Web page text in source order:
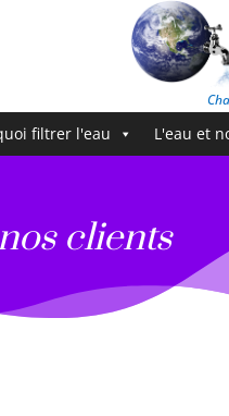
filtrer l'eau L'eau et
clients